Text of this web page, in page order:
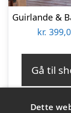
kr.
Gå til
Dette